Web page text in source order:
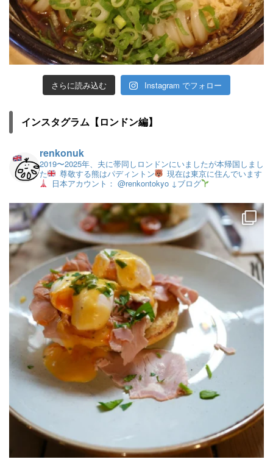
さらに読み込む Instagram でフォロー
インスタグラム【ロンドン編】
renkonuk
2019〜2025年、夫に帯同しロンドンにいましたが本帰国しまし
た
尊敬する熊はパディントン
現在は東京に住んでいます
日本アカウント： @renkontokyo ↓ブログ